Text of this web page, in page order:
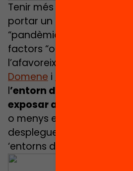
Tenir més o menys renda
portar un infant a patir
“pandèmia d’obesitat”, a
factors “obesogènics”
l’afavoreixen. Les
Domene i
l’entorn d’una
exposar a més aliments
o menys espais on fer
despleguen la necessitat
‘entorns de vida’.